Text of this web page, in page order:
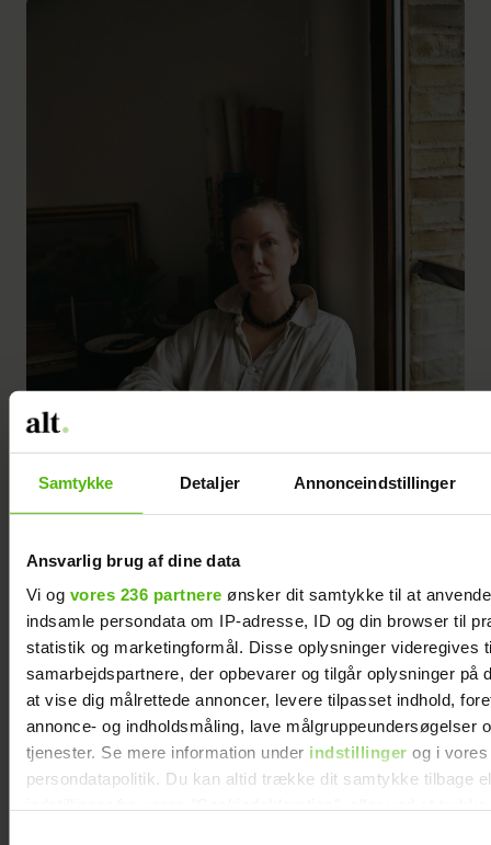
Samtykke Detaljer Annonceindstillinger
Ansvarlig brug af dine data
Vi og vores 236 partnere ønsker dit samtykke til at
indsamle persondata om IP-adresse, ID og din browser til
statistik og marketingformål. Disse oplysninger videregives
samarbejdspartnere, der opbevarer og tilgår oplysninger på
at vise dig målrettede annoncer, levere tilpasset indhold,
annonce- og indholdsmåling, lave målgruppeundersøgelser
tjenester. Se mere information under indstillinger og i vores
persondatapolitik. Du kan altid trække dit samtykke tilbage
Inger Grubbe
Kunsthåndværker
Bor med sin mand og deres to